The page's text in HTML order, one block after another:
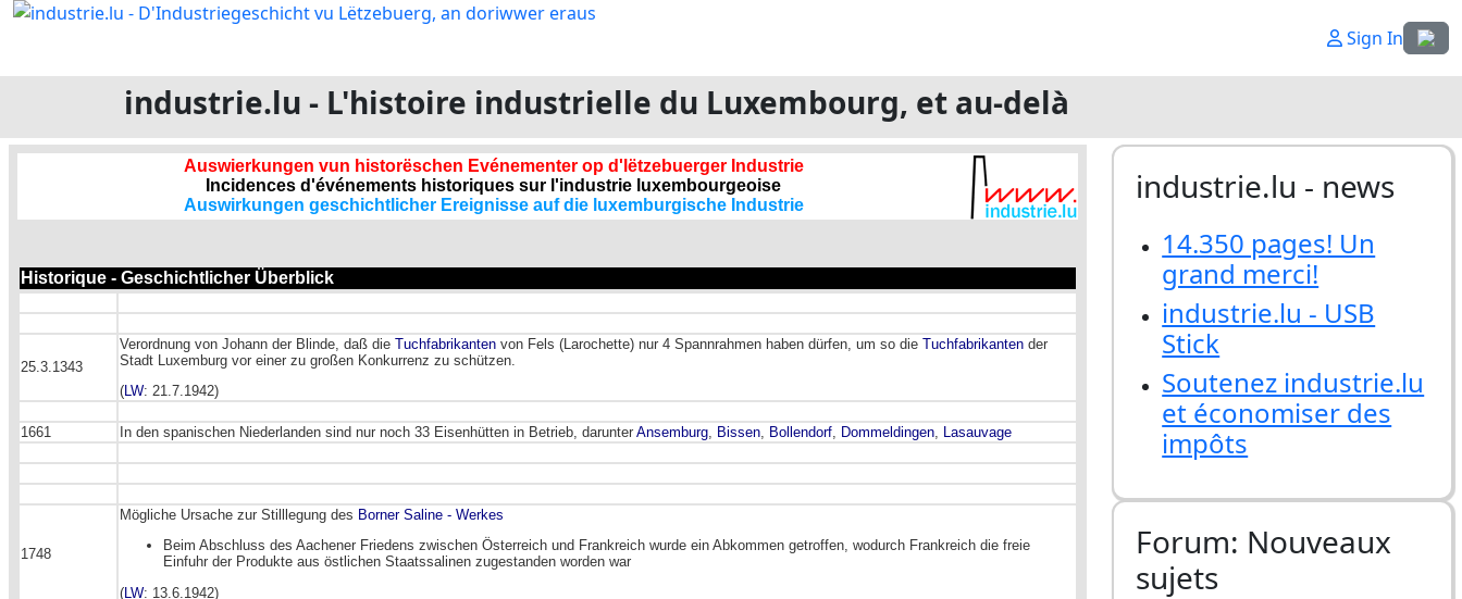
Sign In
industrie.lu - L'histoire industrielle du Luxembourg, et au-delà
industrie.lu - news
14.350 pages! Un
grand merci!
industrie.lu - USB
Stick
Soutenez industrie.lu
et économiser des
impôts
Forum: Nouveaux
sujets